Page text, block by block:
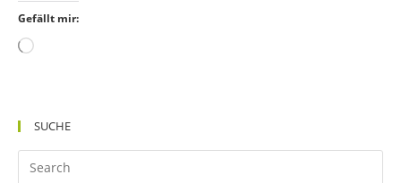
Gefällt mir:
Wird
SUCHE